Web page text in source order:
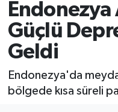
Endonezya
Güçlü
Geldi
Endonezya'da
bölgede kısa süreli
EĞİTİM
EKONOMİ
GÖKTÜRK
Son Dakika
Haber Arşivi